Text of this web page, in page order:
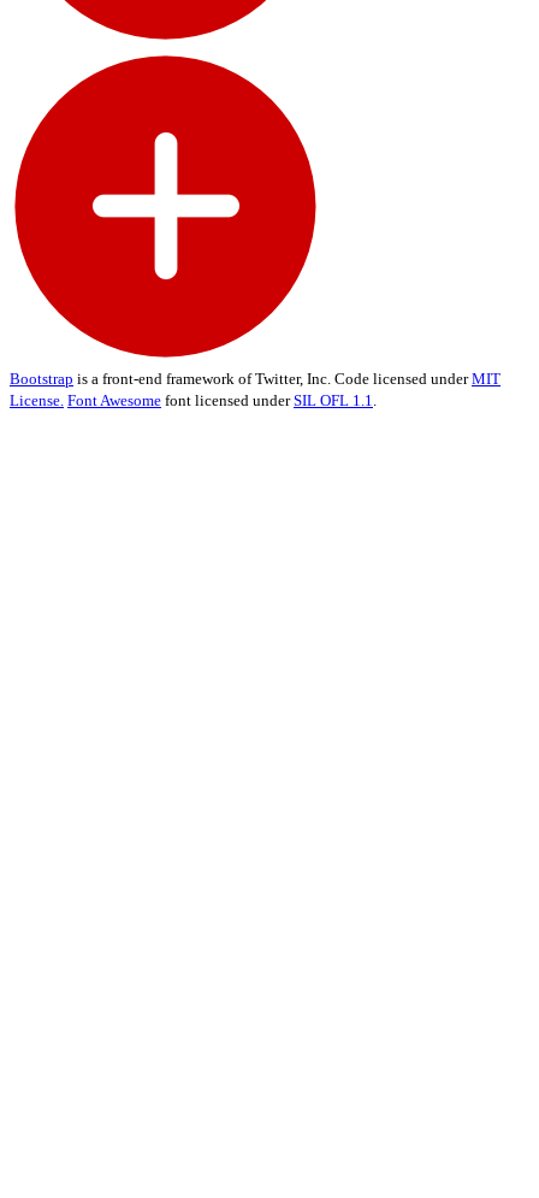
Bootstrap is a front-end framework of Twitter, Inc. Code licensed underMIT
License. Font Awesome font licensed underSIL OFL 1.1.